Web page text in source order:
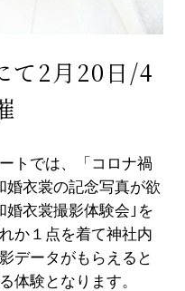
て2月20日/4
トでは、「コロナ禍
婚衣裳の記念写真が欲
婚衣裳撮影体験会｣を
か１点を着て神社内
データがもらえると
体験となります。